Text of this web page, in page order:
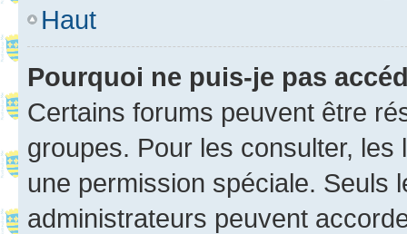
Haut
Pourquoi ne puis-je pas
Certains forums peuvent être
groupes. Pour les consulter,
une permission spéciale. Seuls
administrateurs peuvent